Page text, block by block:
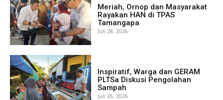
Meriah, Ornop dan Masyarakat
Rayakan HAN di TPAS
Tamangapa
Juli 28, 2026
Inspiratif, Warga dan GERAM
PLTSa Diskusi Pengolahan
Sampah
Juli 26, 2026